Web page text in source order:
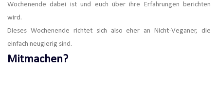
Wochenende dabei ist und euch über ihre Erfahrungen berichten
wird.
Dieses Wochenende richtet sich also eher an Nicht-Veganer, die
einfach neugierig sind.
Mitmachen?